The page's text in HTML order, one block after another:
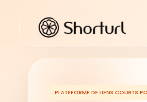
PLATEFORME DE LIENS COURTS